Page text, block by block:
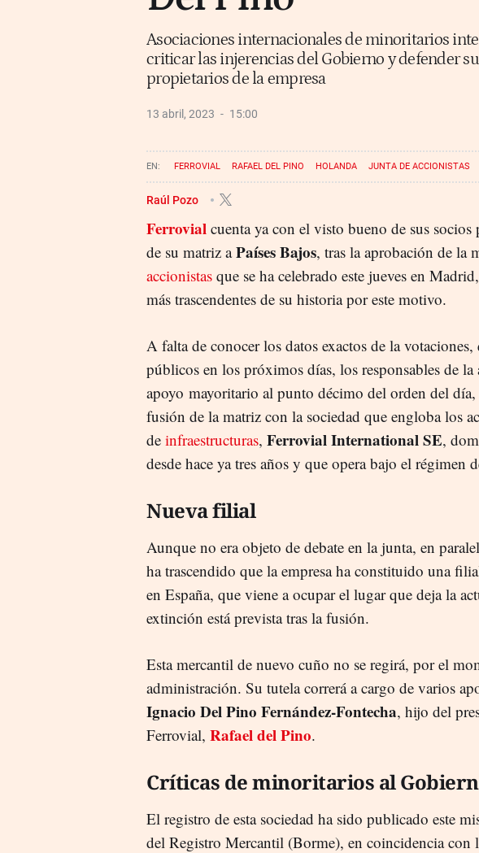
Asociaciones internacionales de minoritarios
criticar las injerencias del Gobierno y defender
propietarios de la empresa
13 abril, 2023 15:00
FERROVIAL RAFAEL DEL PINO HOLANDA JUNTA DE ACCIONISTAS
Raúl Pozo
Ferrovial cuenta ya con el visto bueno de sus
de su matriz aPaíses Bajos, tras la aprobación de la
accionistas que se ha celebrado este jueves en
más trascendentes de su historia por este motivo.
A falta de conocer los datos exactos de la
públicos en los próximos días, los responsables de la
apoyo mayoritario al punto décimo del orden del
fusión de la matriz con la sociedad que engloba los
de infraestructuras, Ferrovial International SE,
desde hace ya tres años y que opera bajo el régimen
Nueva filial
Aunque no era objeto de debate en la junta, en
ha trascendido que la empresa ha constituido una
en España, que viene a ocupar el lugar que deja la
extinción está prevista tras la fusión.
Esta mercantil de nuevo cuño no se regirá, por el
administración. Su tutela correrá a cargo de varios
Ignacio Del Pino Fernández-Fontecha, hijo del
Ferrovial, Rafael del Pino.
Críticas de minoritarios al
El registro de esta sociedad ha sido publicado este
del Registro Mercantil (Borme), en coincidencia con